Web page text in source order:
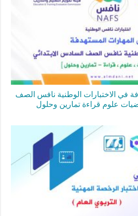
في الاختبارات الوطنية نافس الصف
علوم قراءة تمارين وحلول